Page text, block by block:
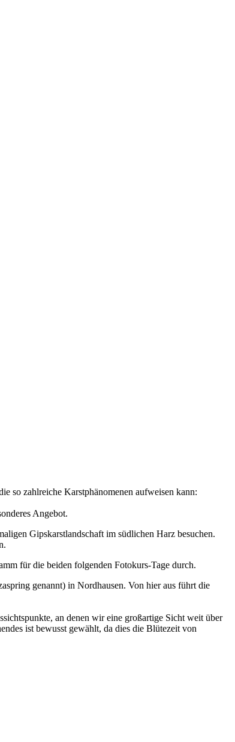
so zahlreiche Karstphänomenen aufweisen kann:
Angebot.
Gipskarstlandschaft im südlichen Harz besuchen.
für die beiden folgenden Fotokurs-Tage durch.
genannt) in Nordhausen. Von hier aus führt die
an denen wir eine großartige Sicht weit über
ist bewusst gewählt, da dies die Blütezeit von